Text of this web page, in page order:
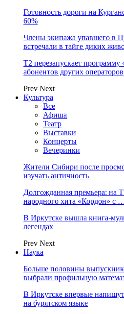
Готовность дороги на
60%
Члены экипажа упавшего в
встречали в тайге диких
Т2 перезапускает
абонентов других операторов
Prev Next
Культура
Все
Афиша
Театр
Выставки
Концерты
Вечеринки
Жители Сибири после
изучать античность
Долгожданная премьера: на
народного хита «Кордон» с
В Иркутске вышла книга-
легендах
Prev Next
Наука
Больше половины
выбрали профильную
В Иркутске впервые
на бурятском языке